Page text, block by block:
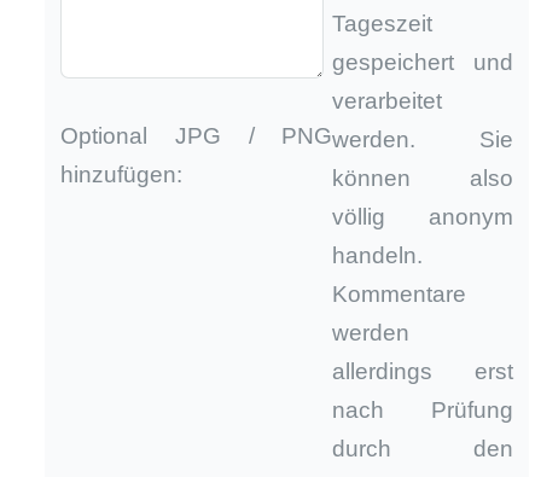
Tageszeit
gespeichert und
verarbeitet
werden. Sie
können also
völlig anonym
handeln.
Kommentare
werden
allerdings erst
nach Prüfung
durch den
Optional JPG / PNG
hinzufügen: